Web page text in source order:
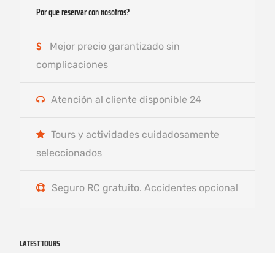
Por que reservar con nosotros?
Mejor precio garantizado sin
complicaciones
Atención al cliente disponible 24
Tours y actividades cuidadosamente
seleccionados
Seguro RC gratuito. Accidentes opcional
LATEST TOURS